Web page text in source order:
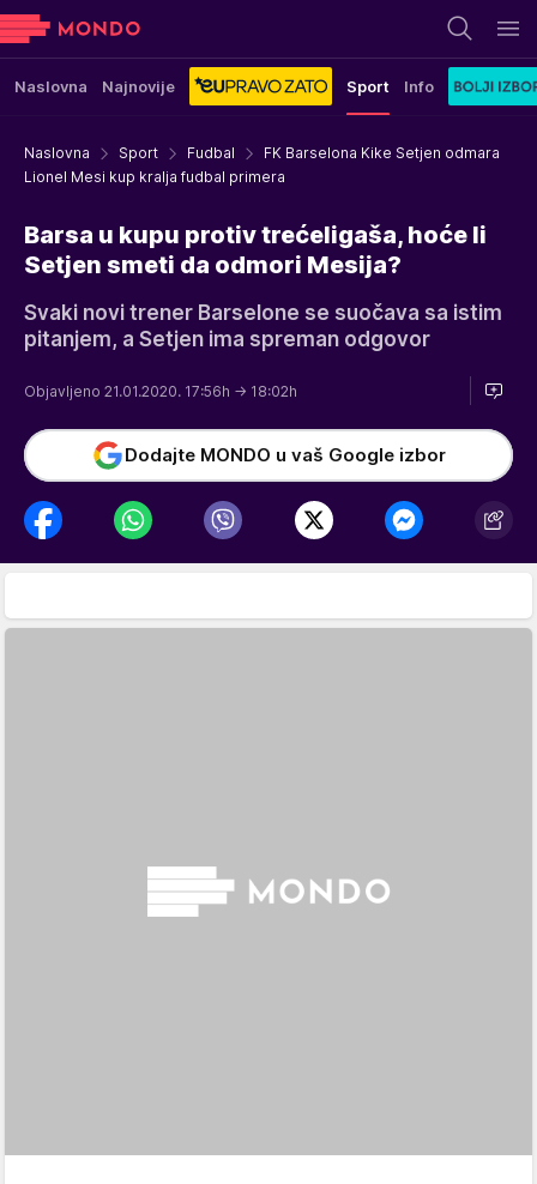
Naslovna Najnovije Sport Info
Naslovna Sport Fudbal
FK Barselona Kike Setjen odmara
Lionel Mesi kup kralja fudbal primera
Barsa u kupu protiv trećeligaša, hoće li
Setjen smeti da odmori Mesija?
Svaki novi trener Barselone se suočava sa istim
pitanjem, a Setjen ima spreman odgovor
Objavljeno 21.01.2020. 17:56h → 18:02h
Dodajte MONDO u vaš Google izbor